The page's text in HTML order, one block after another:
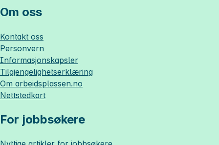
Om oss
Kontakt oss
Personvern
Informasjonskapsler
Tilgjengelighetserklæring
Om arbeidsplassen.no
Nettstedkart
For jobbsøkere